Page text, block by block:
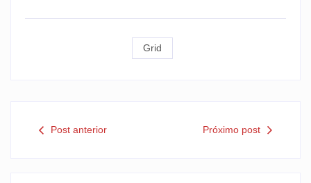
Grid
Post anterior Próximo post